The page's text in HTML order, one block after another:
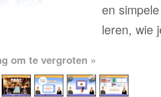
en
leren, wie
om te vergroten »